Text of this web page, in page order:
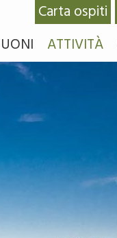
Carta ospiti
ATTIVITÀ